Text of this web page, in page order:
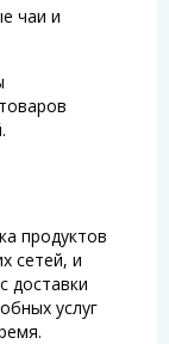
чаи и
продуктов
сетей, и
доставки
услуг